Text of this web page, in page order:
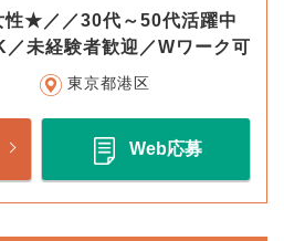
性★／／30代～50代活躍中
／未経験者歓迎／Wワーク可
東京都港区
Web応募